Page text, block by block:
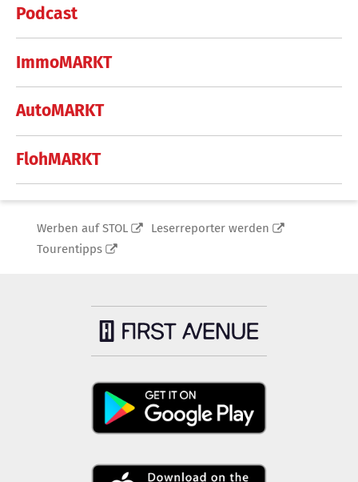
Podcast
ImmoMARKT
AutoMARKT
FlohMARKT
Werben auf STOL
Leserreporter werden
Tourentipps